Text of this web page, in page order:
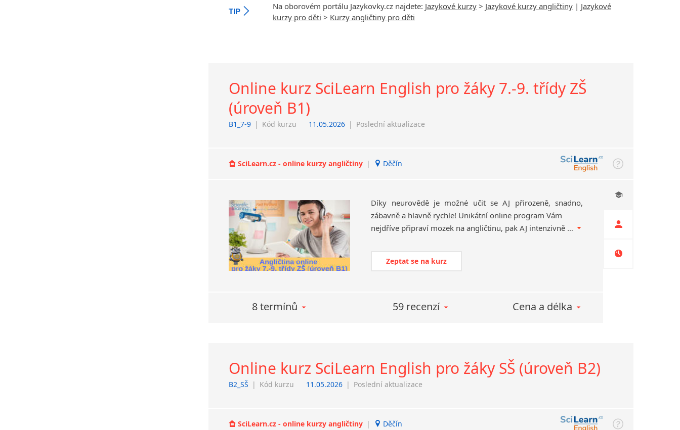
TIP
Na oborovém portálu Jazykovky.cz najdete: Jazykové kurzy > Jazykové kurzy angličtiny | Jazykové
kurzy pro děti > Kurzy angličtiny pro děti
Online kurz SciLearn English pro žáky 7.-9. třídy ZŠ
(úroveň B1)
B1_7-9 | Kód kurzu 11.05.2026 | Poslední aktualizace
SciLearn.cz - online kurzy angličtiny | Děčín
Díky neurovědě je možné učit se AJ přirozeně, snadno,
zábavně a hlavně rychle! Unikátní online program Vám
nejdříve připraví mozek na angličtinu, pak AJ intenzivně trénuje a nakonec koučuje výslovnost a plynulost čtení. A přitom se Vám stále přizpůsobuje!
Zeptat se na kurz
8 termínů 59 recenzí Cena a délka
Online kurz SciLearn English pro žáky SŠ (úroveň B2)
B2_SŠ | Kód kurzu 11.05.2026 | Poslední aktualizace
SciLearn.cz - online kurzy angličtiny | Děčín